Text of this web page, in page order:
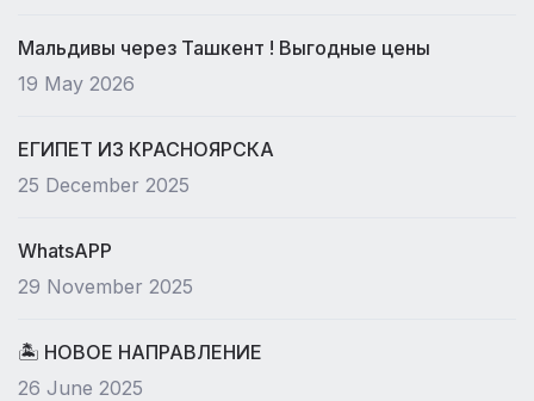
Мальдивы через Ташкент ! Выгодные цены
19 May 2026
ЕГИПЕТ ИЗ КРАСНОЯРСКА
25 December 2025
WhatsAPP
29 November 2025
🏝 НОВОЕ НАПРАВЛЕНИЕ
26 June 2025